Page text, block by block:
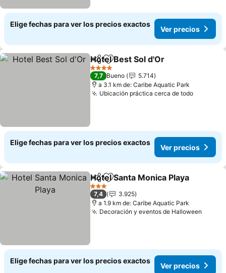
Elige fechas para ver los precios exactos
Ver precios
CompartirAgregar a favoritos
Hotel Best Sol d'Or
4 Estrellas
7,7 Bueno
5.714
a 3.1 km de: Caribe Aquatic Park
Ubicación práctica cerca de todo
Elige fechas para ver los precios exactos
Ver precios
CompartirAgregar a favoritos
Hotel Santa Monica Playa
3 Estrellas
7,4
3.925
a 1.9 km de: Caribe Aquatic Park
Decoración y eventos de Halloween
Elige fechas para ver los precios exactos
Ver precios